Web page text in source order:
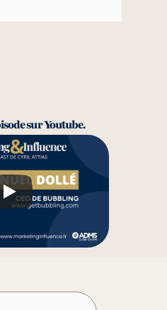
sur Youtube.